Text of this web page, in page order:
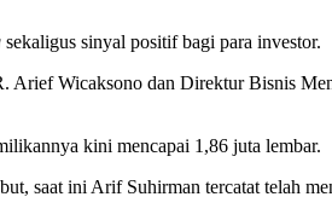
sekaligus sinyal positif bagi para investor.
Arief Wicaksono dan Direktur Bisnis
kini mencapai 1,86 juta lembar.
saat ini Arif Suhirman tercatat telah